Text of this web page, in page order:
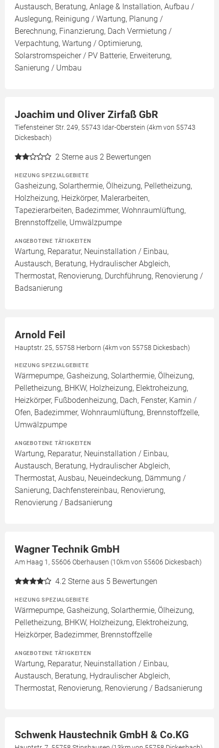
Austausch, Beratung, Anlage & Installation, Aufbau /
Auslegung, Reinigung / Wartung, Planung /
Berechnung, Finanzierung, Dach Vermietung /
Verpachtung, Wartung / Optimierung,
Solarstromspeicher / PV Batterie, Erweiterung,
Sanierung / Umbau
Joachim und Oliver Zirfaß GbR
Tiefensteiner Str. 249, 55743 Idar-Oberstein (4km von 55743
Dickesbach)
2 Sterne aus 2 Bewertungen
HEIZUNG SPEZIALGEBIETE
Gasheizung, Solarthermie, Ölheizung, Pelletheizung,
Holzheizung, Heizkörper, Malerarbeiten,
Tapezierarbeiten, Badezimmer, Wohnraumlüftung,
Brennstoffzelle, Umwälzpumpe
ANGEBOTENE TÄTIGKEITEN
Wartung, Reparatur, Neuinstallation / Einbau,
Austausch, Beratung, Hydraulischer Abgleich,
Thermostat, Renovierung, Durchführung, Renovierung /
Badsanierung
Arnold Feil
Hauptstr. 25, 55758 Herborn (4km von 55758 Dickesbach)
HEIZUNG SPEZIALGEBIETE
Wärmepumpe, Gasheizung, Solarthermie, Ölheizung,
Pelletheizung, BHKW, Holzheizung, Elektroheizung,
Heizkörper, Fußbodenheizung, Dach, Fenster, Kamin /
Ofen, Badezimmer, Wohnraumlüftung, Brennstoffzelle,
Umwälzpumpe
ANGEBOTENE TÄTIGKEITEN
Wartung, Reparatur, Neuinstallation / Einbau,
Austausch, Beratung, Hydraulischer Abgleich,
Thermostat, Ausbau, Neueindeckung, Dämmung /
Sanierung, Dachfenstereinbau, Renovierung,
Renovierung / Badsanierung
Wagner Technik GmbH
Am Haag 1, 55606 Oberhausen (10km von 55606 Dickesbach)
4.2 Sterne aus 5 Bewertungen
HEIZUNG SPEZIALGEBIETE
Wärmepumpe, Gasheizung, Solarthermie, Ölheizung,
Pelletheizung, BHKW, Holzheizung, Elektroheizung,
Heizkörper, Badezimmer, Brennstoffzelle
ANGEBOTENE TÄTIGKEITEN
Wartung, Reparatur, Neuinstallation / Einbau,
Austausch, Beratung, Hydraulischer Abgleich,
Thermostat, Renovierung, Renovierung / Badsanierung
Schwenk Haustechnik GmbH & Co.KG